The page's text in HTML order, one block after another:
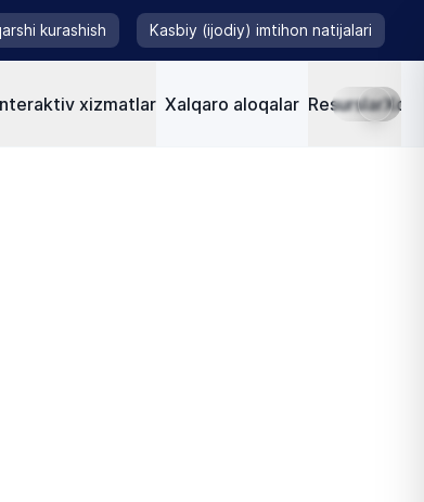
kurashish Kasbiy (ijodiy) imtihon natijalari
xizmatlar Xalqaro aloqalar Resurslar